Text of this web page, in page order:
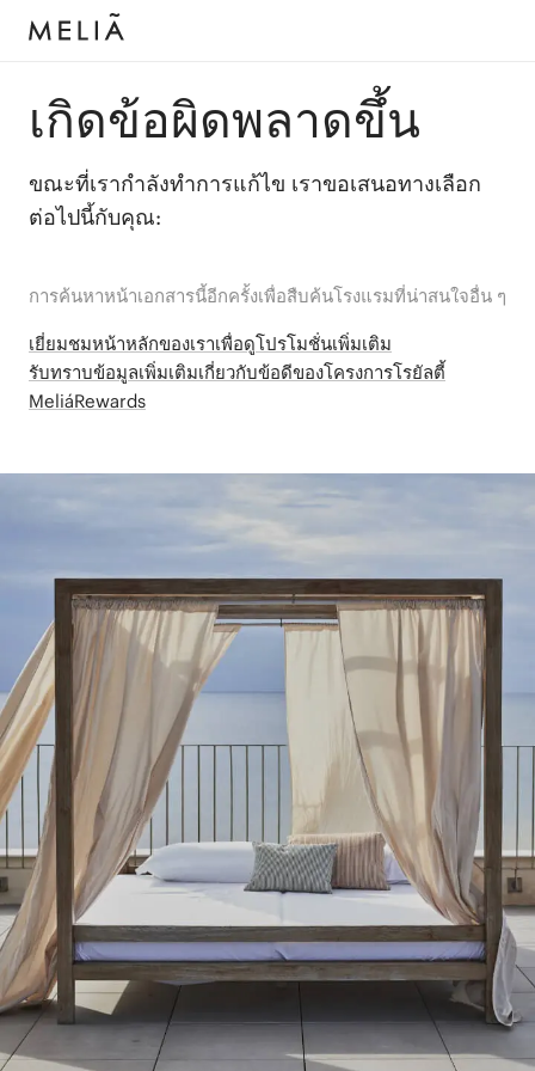
เกิดข้อผิดพลาดขึ้น
ขณะที่เรากำลังทำการแก้ไข เราขอเสนอทางเลือก
ต่อไปนี้กับคุณ:
การค้นหาหน้าเอกสารนี้อีกครั้งเพื่อสืบค้นโรงแรมที่น่าสนใจอื่น ๆ
เยี่ยมชมหน้าหลักของเราเพื่อดูโปรโมชั่นเพิ่มเติม
รับทราบข้อมูลเพิ่มเติมเกี่ยวกับข้อดีของโครงการโรยัลตี้
MeliáRewards